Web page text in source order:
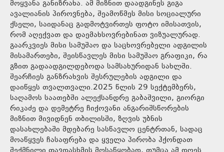
მოყვანა განიზრახა. ამ მიზნით დაადგინეს გიგა
ავალიანის პიროვნება, შეამოწმეს მისი სოციალური
ქსელი, საიდანაც გადმოტვირთეს ფოტო იმისათვის,
რომ აღექვათ და დაემახსოვრებინათ ვიზუალურად.
გაარკვიეს მისი სამუშაო და საცხოვრებელი ადგილის
მისამართები, შეისწავლეს მისი სამუშაო გრაფიკი, რა
გზით გადაადგილდებოდა სამსახურიდან სახლში.
შეარჩიეს განზრახვის შესრულების ადგილი და
დაიწყეს თვალთვალი.2025 წლის 29 სექტემბერს,
საღამოს საათებში ალექსანდრე გაბაშვილი, გიორგი
რიკაძე და დემეტრე ჩიქოვანი ანგარიშსწორების
მიზნით მივიდნენ თბილისში, ზღვის უბნის
დასახლებაში მდებარე სასწავლო ცენტრთან, სადაც
მოაწყვეს ჩასაფრება და ყველა პირობა ჰქონდათ